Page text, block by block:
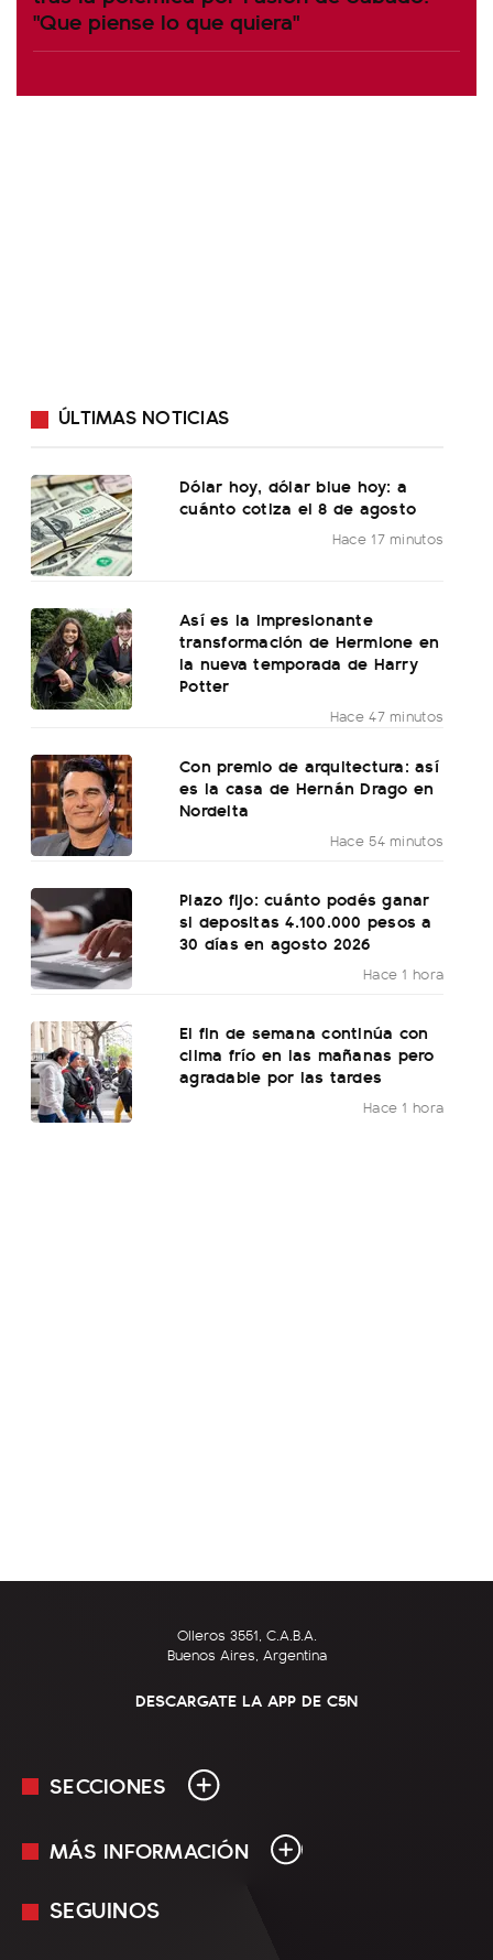
"Que piense lo que quiera"
ÚLTIMAS NOTICIAS
Dólar hoy, dólar blue hoy: a
cuánto cotiza el 8 de agosto
Hace 17 minutos
Así es la impresionante
transformación de Hermione en
la nueva temporada de Harry
Potter
Hace 47 minutos
Con premio de arquitectura: así
es la casa de Hernán Drago en
Nordelta
Hace 54 minutos
Plazo fijo: cuánto podés ganar
si depositas 4.100.000 pesos a
30 días en agosto 2026
Hace 1 hora
El fin de semana continúa con
clima frío en las mañanas pero
agradable por las tardes
Hace 1 hora
Olleros 3551, C.A.B.A.
Buenos Aires, Argentina
DESCARGATE LA APP DE C5N
SECCIONES
En Vivo
MÁS INFORMACIÓN
Mediakit
SEGUINOS